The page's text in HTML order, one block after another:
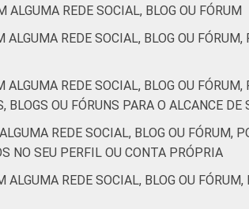
REDE SOCIAL, BLOG OU FÓRUM
REDE SOCIAL, BLOG OU
REDE SOCIAL, BLOG OU FÓRUM,
OU FÓRUNS PARA O ALCANCE DE
REDE SOCIAL, BLOG OU FÓRUM,
NO SEU PERFIL OU CONTA PRÓPRIA
REDE SOCIAL, BLOG OU